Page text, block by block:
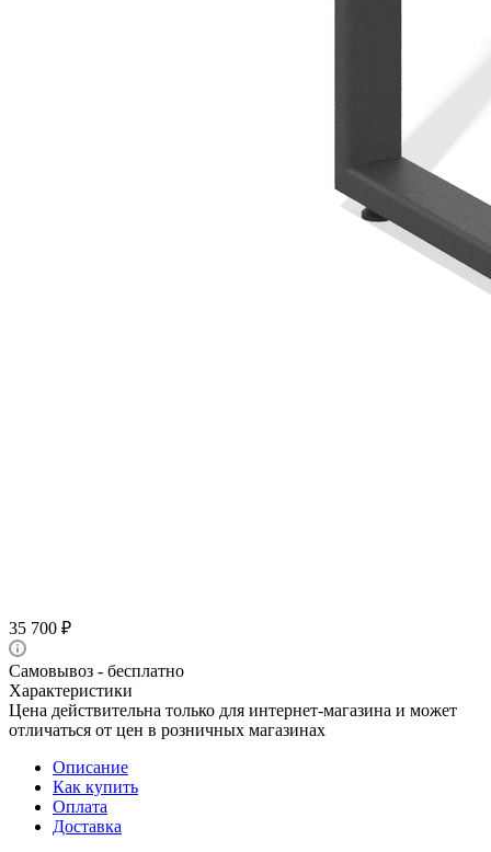
35 700 ₽
Самовывоз - бесплатно
Характеристики
Цена действительна только для интернет-магазина и может
отличаться от цен в розничных магазинах
Описание
Как купить
Оплата
Доставка